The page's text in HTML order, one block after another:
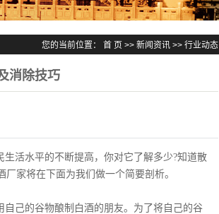
您的当前位置： 首 页 >> 新闻资讯 >> 行业动态
消除技巧
活水平的不断提高，你对它了解多少?知道散
家将在下面为我们做一个简要剖析。
己的谷物酿制白酒的朋友。为了将自己的谷